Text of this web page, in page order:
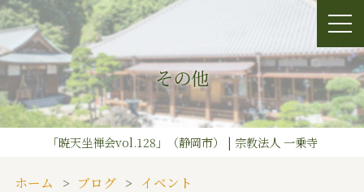
その他
「暁天坐禅会vol.128」（静岡市） | 宗教法人 一乗寺
ホーム ブログ
イベント